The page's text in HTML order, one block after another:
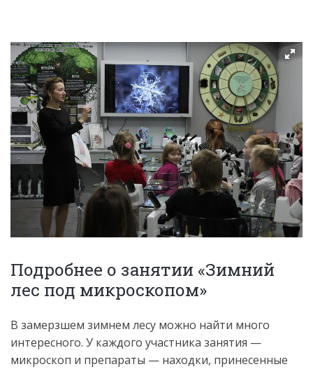
Подробнее о занятии «Зимний
лес под микроскопом»
В замерзшем зимнем лесу можно найти много
интересного. У каждого участника занятия —
микроскоп и препараты — находки, принесенные